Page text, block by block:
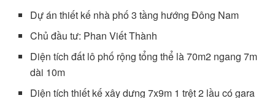
Dự án thiết kế nhà phố 3 tầng hướng Đông Nam
Chủ đầu tư: Phan Viết Thành
Diện tích đất lô phố rộng tổng thể là 70m2 ngang 7m
dài 10m
Diện tích thiết kế xây dưng 7x9m 1 trệt 2 lầu có gara